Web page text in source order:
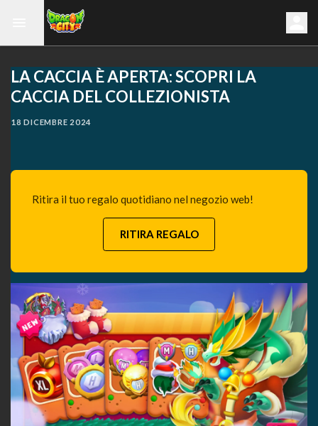
LA CACCIA È APERTA: SCOPRI LA
CACCIA DEL COLLEZIONISTA
18 DICEMBRE 2024
Ritira il tuo regalo quotidiano nel negozio web!
RITIRA REGALO